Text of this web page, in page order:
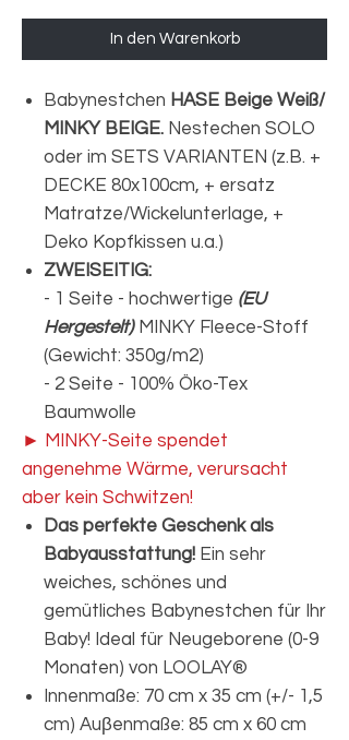
In den Warenkorb
Babynestchen HASE Beige Weiß/
MINKY BEIGE. Nestechen SOLO
oder im SETS VARIANTEN (z.B. +
DECKE 80x100cm, + ersatz
Matratze/Wickelunterlage, +
Deko Kopfkissen u.a.)
ZWEISEITIG:
- 1 Seite - hochwertige (EU
Hergestelt) MINKY Fleece-Stoff
(Gewicht: 350g/m2)
- 2 Seite - 100% Öko-Tex
Baumwolle
► MINKY-Seite spendet
angenehme Wärme, verursacht
aber kein Schwitzen!
Das perfekte Geschenk als
Babyausstattung! Ein sehr
weiches, schönes und
gemütliches Babynestchen für Ihr
Baby! Ideal für Neugeborene (0-9
Monaten) von LOOLAY®
Innenmaße: 70 cm x 35 cm (+/- 1,5
cm) Auβenmaße: 85 cm x 60 cm